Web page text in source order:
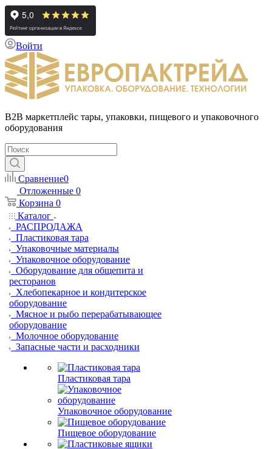
Войти
B2B маркетплейс тары, упаковки, пищевого и упаковочного
оборудования
Сравнение0
Отложенные 0
Корзина 0
Каталог
РАСПРОДАЖА
Пластиковая тара
Упаковочные материалы
Упаковочное оборудование
Оборудование для общепита и
ресторанов
Хлебопекарное и кондитерское
оборудование
Мясное и рыбо перерабатывающее
оборудование
Молочное оборудование
Запасные части и расходники
Пластиковая тара
Упаковочное оборудование
Пищевое оборудование